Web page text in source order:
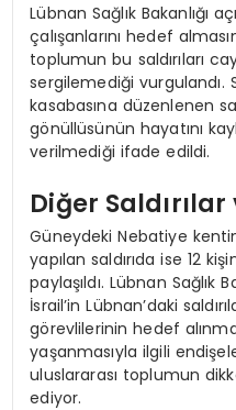
Lübnan Sağlık Bakanlığı
çalışanlarını hedef
toplumun bu saldırıları
sergilemediği vurgulandı.
kasabasına düzenlenen
gönüllüsünün hayatını
verilmediği ifade edildi.
Diğer
Güneydeki Nebatiye
yapılan saldırıda ise 12
paylaşıldı. Lübnan Sağlık
İsrail’in Lübnan’daki
görevlilerinin hedef
yaşanmasıyla ilgili
uluslararası toplumun
ediyor.